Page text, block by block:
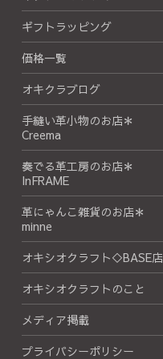
ギフトラッピング
価格一覧
オキクラブログ
手縫い革小物のお店＊
Creema
奏でる革工房のお店＊
InFRAME
革にゃんこ雑貨のお店＊
minne
オキシオクラフト◇BASE店
オキシオクラフトのこと
メディア掲載
プライバシーポリシー